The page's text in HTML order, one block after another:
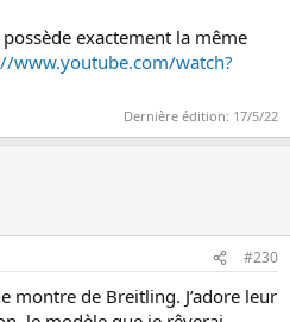
exactement la même
www.youtube.com/watch?
Dernière édition: 17/5/22
#230
montre de Breitling. J’adore leur